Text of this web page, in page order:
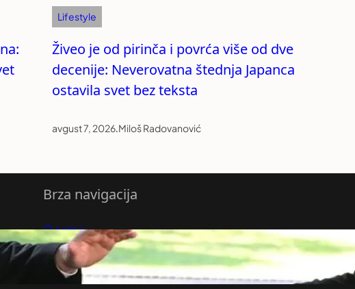
Lifestyle
Živeo je od pirinča i povrća više od dve
decenije: Neverovatna štednja Japanca
ostavila svet bez teksta
avgust 7, 2026.Miloš Radovanović
u
fabrici
Brza navigacija
O nama
Predloži Vest
Pretplatite se na vesti